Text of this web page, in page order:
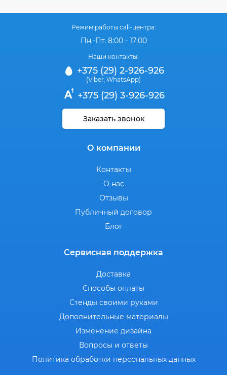
Режим работы call-центра:
Пн.-Пт. 8:00 - 17:00
Наши контакты:
+375 (29) 2-926-926
(Viber WhatsApp)
+375 (29) 3-926-926
Заказать звонок
О компании
Контакты
О нас
Отзывы
Публичный договор
Блог
Сервисная поддержка
Доставка
Способы оплаты
Стенды своими руками
Дополнительные материалы
Изменение дизайна
Вопросы и ответы
Политика обработки персональных данных